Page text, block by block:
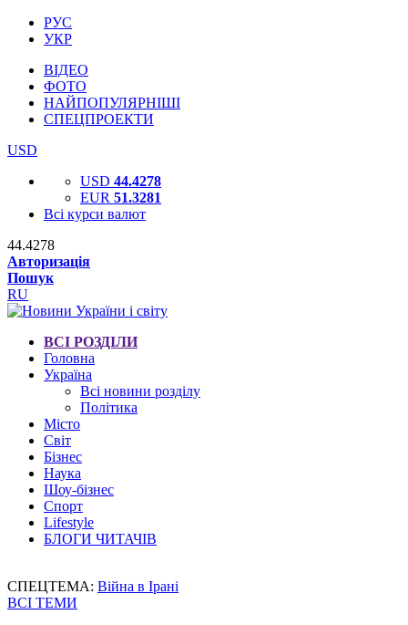
РУС
УКР
ВІДЕО
ФОТО
НАЙПОПУЛЯРНІШІ
СПЕЦПРОЕКТИ
USD
USD 44.4278
EUR 51.3281
Всі курси валют
44.4278
Авторизація
Пошук
RU
ВСІ РОЗДІЛИ
Головна
Україна
Всі новини розділу
Політика
Місто
Світ
Бізнес
Наука
Шоу-бізнес
Спорт
Lifestyle
БЛОГИ ЧИТАЧІВ
СПЕЦТЕМА: Війна в Ірані
ВСІ ТЕМИ